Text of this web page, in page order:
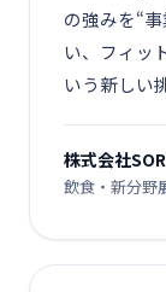
の強みを“
い、フィッ
いう新しい
株式会社
飲食・新分野